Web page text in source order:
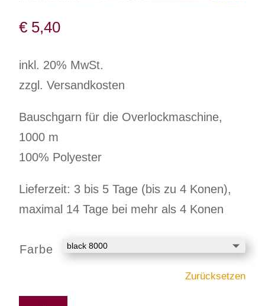
€ 5,40
inkl. 20% MwSt.
zzgl. Versandkosten
Bauschgarn für die Overlockmaschine,
1000 m
100% Polyester
Lieferzeit: 3 bis 5 Tage (bis zu 4 Konen),
maximal 14 Tage bei mehr als 4 Konen
Farbe
Zurücksetzen